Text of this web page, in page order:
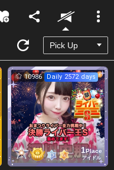
Unmute
1Place
アイドル
10986 Daily 2572 days